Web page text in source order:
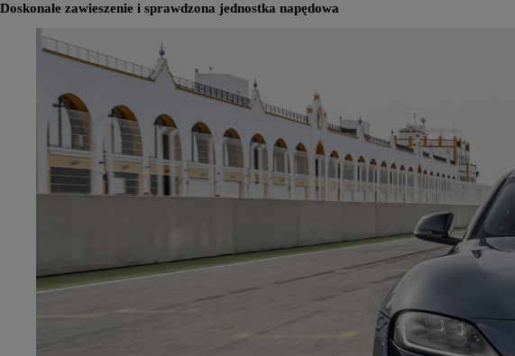
Doskonałe zawieszenie i sprawdzona jednostka napędowa